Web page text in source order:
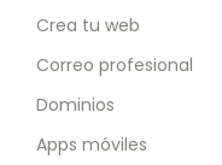
Crea tu web
Correo profesional
Dominios
Apps móviles